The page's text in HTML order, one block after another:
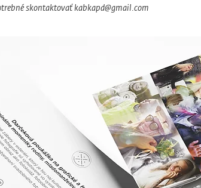
skontaktovať kabkapd@gmail.com